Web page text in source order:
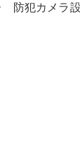
犯カメラ